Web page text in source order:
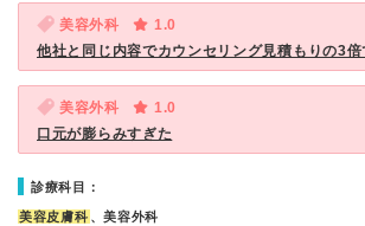
美容外科
1.0
他社と同じ内容でカウンセリング見積もりの3倍
美容外科
1.0
口元が膨らみすぎた
診療科目：
美容皮膚科 、美容外科